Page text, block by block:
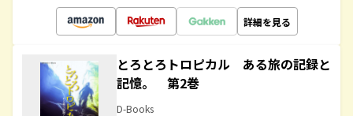
詳細を見る
とろとろトロピカル ある旅の記録と
記憶。 第2巻
D-Books